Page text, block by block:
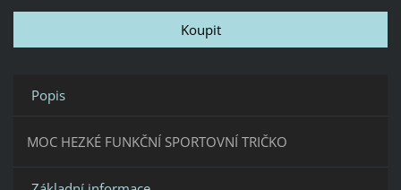
Popis
MOC HEZKÉ FUNKČNÍ SPORTOVNÍ TRIČKO